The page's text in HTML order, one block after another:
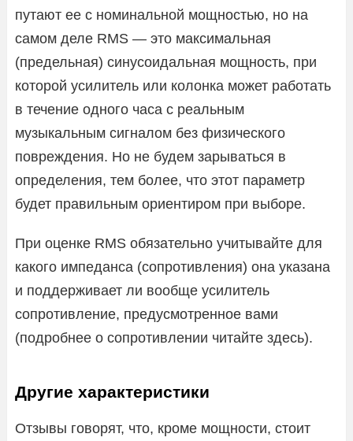
путают ее с номинальной мощностью, но на
самом деле RMS — это максимальная
(предельная) синусоидальная мощность, при
которой усилитель или колонка может работать
в течение одного часа с реальным
музыкальным сигналом без физического
повреждения. Но не будем зарываться в
определения, тем более, что этот параметр
будет правильным ориентиром при выборе.
При оценке RMS обязательно учитывайте для
какого импеданса (сопротивления) она указана
и поддерживает ли вообще усилитель
сопротивление, предусмотренное вами
(подробнее о сопротивлении читайте здесь).
Другие характеристики
Отзывы говорят, что, кроме мощности, стоит